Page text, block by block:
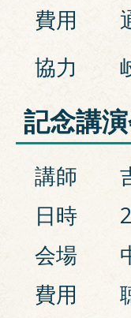
費用
協力
記念講
講師
日時
会場
費用